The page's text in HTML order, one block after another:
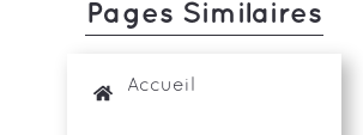
Pages Similaires
Accueil